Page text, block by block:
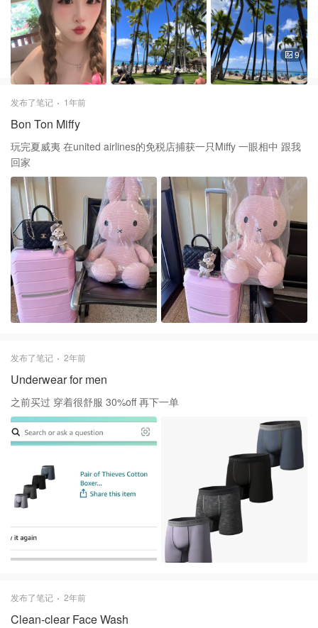
9
发布了笔记 1年前
Bon Ton Miffy
玩完夏威夷 在united airlines的免税店捕获一只Miffy 一眼相中 跟我
回家
发布了笔记 2年前
Underwear for men
之前买过 穿着很舒服 30%off 再下一单
发布了笔记 2年前
Clean-clear Face Wash